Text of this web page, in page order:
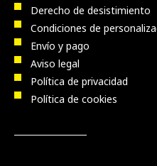
Derecho de desistimiento
Condiciones de
Envío y pago
Aviso legal
Política de privacidad
Política de cookies